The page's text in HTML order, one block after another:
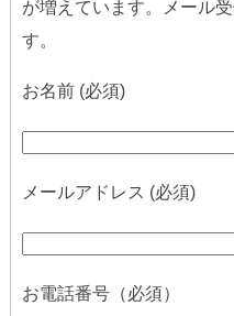
が増えています。メール
す。
お名前 (必須)
メールアドレス (必須)
お電話番号（必須）